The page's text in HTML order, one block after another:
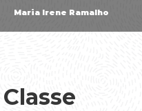
Maria Irene Ramalho
Classe